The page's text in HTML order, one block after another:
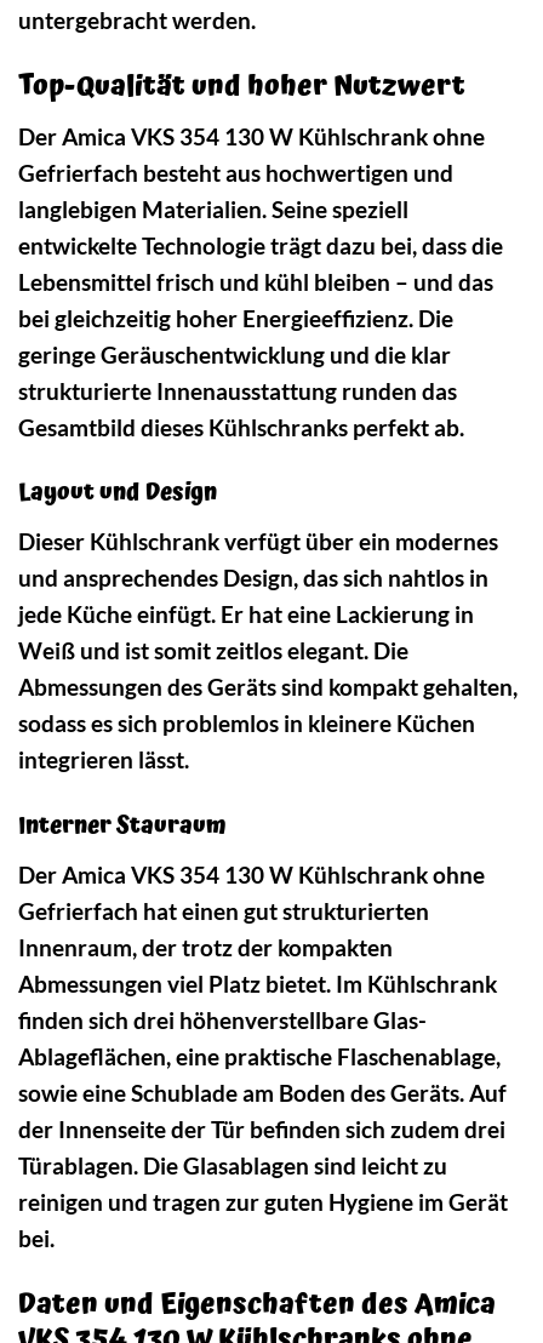
untergebracht werden.
Top-Qualität und hoher Nutzwert
Der Amica VKS 354 130 W Kühlschrank ohne
Gefrierfach besteht aus hochwertigen und
langlebigen Materialien. Seine speziell
entwickelte Technologie trägt dazu bei, dass die
Lebensmittel frisch und kühl bleiben – und das
bei gleichzeitig hoher Energieeffizienz. Die
geringe Geräuschentwicklung und die klar
strukturierte Innenausstattung runden das
Gesamtbild dieses Kühlschranks perfekt ab.
Layout und Design
Dieser Kühlschrank verfügt über ein modernes
und ansprechendes Design, das sich nahtlos in
jede Küche einfügt. Er hat eine Lackierung in
Weiß und ist somit zeitlos elegant. Die
Abmessungen des Geräts sind kompakt gehalten,
sodass es sich problemlos in kleinere Küchen
integrieren lässt.
Interner Stauraum
Der Amica VKS 354 130 W Kühlschrank ohne
Gefrierfach hat einen gut strukturierten
Innenraum, der trotz der kompakten
Abmessungen viel Platz bietet. Im Kühlschrank
finden sich drei höhenverstellbare Glas-
Ablageflächen, eine praktische Flaschenablage,
sowie eine Schublade am Boden des Geräts. Auf
der Innenseite der Tür befinden sich zudem drei
Türablagen. Die Glasablagen sind leicht zu
reinigen und tragen zur guten Hygiene im Gerät
bei.
Daten und Eigenschaften des Amica